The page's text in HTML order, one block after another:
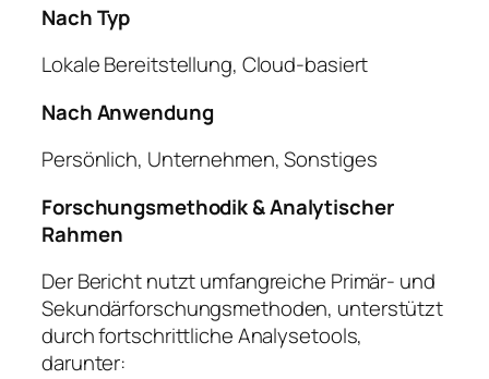
Nach Typ
Lokale Bereitstellung, Cloud-basiert
Nach Anwendung
Persönlich, Unternehmen, Sonstiges
Forschungsmethodik & Analytischer
Rahmen
Der Bericht nutzt umfangreiche Primär- und
Sekundärforschungsmethoden, unterstützt
durch fortschrittliche Analysetools,
darunter: